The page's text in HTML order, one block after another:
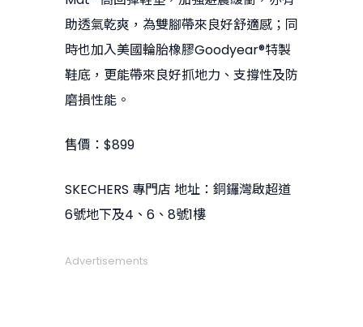
助透氣乾爽，為雙腳帶來良好舒適感；同
時也加入美國輪胎橡膠Goodyear®特製
鞋底，更能帶來良好抓地力、支撐性及防
磨損性能。
售價：$899
SKECHERS 專門店 地址：銅鑼灣啟超道
6號地下及4、6、8號1樓
Advertisements